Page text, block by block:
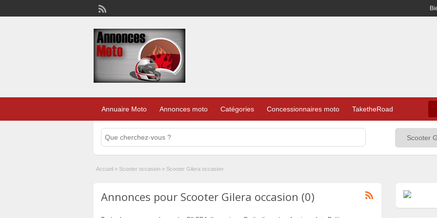
Annuaire Moto Annonces moto Catégories Concessionnaires moto TaketheRoad
Accueil » Scooter occasion » Scooter Gilera occasion
Annonces pour Scooter Gilera occasion (0)